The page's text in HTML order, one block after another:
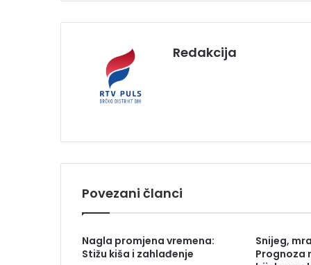
Redakcija
Povezani članci
Nagla promjena vremena:
Stižu kiša i zahlađenje
Snijeg,
Prognoza